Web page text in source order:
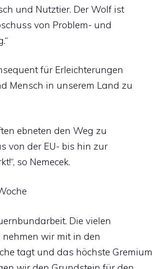
und Nutztier. Der Wolf ist
von Problem- und
für Erleichterungen
Mensch in unserem Land zu
ebneten den Weg zu
von der EU- bis hin zur
so Nemecek.
Die vielen
wir mit in den
tagt und das höchste Gremium